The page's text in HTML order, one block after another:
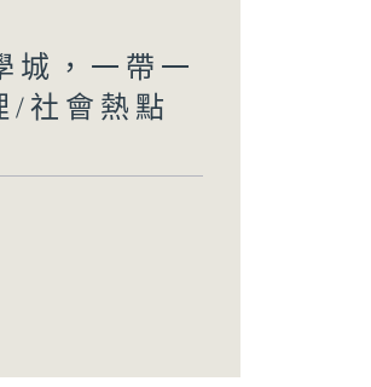
城，一帶一
/社會熱點